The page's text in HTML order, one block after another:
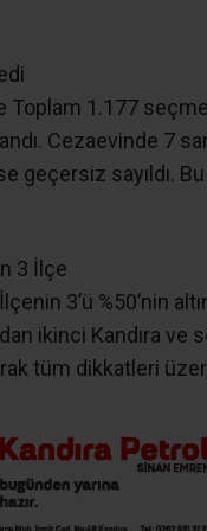
Toplam 1.177
Cezaevinde 7
geçersiz sayıldı.
3’ü %50’nin
ikinci Kandıra
tüm dikkatleri